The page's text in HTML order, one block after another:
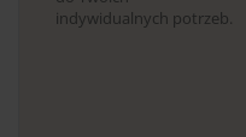
indywidualnych potrzeb.